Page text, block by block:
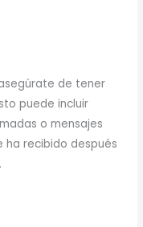
de tener
puede incluir
o mensajes
ha recibido después